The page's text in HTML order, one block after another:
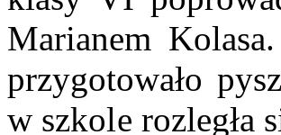
Marianem
przygotowało
w szkole rozległa